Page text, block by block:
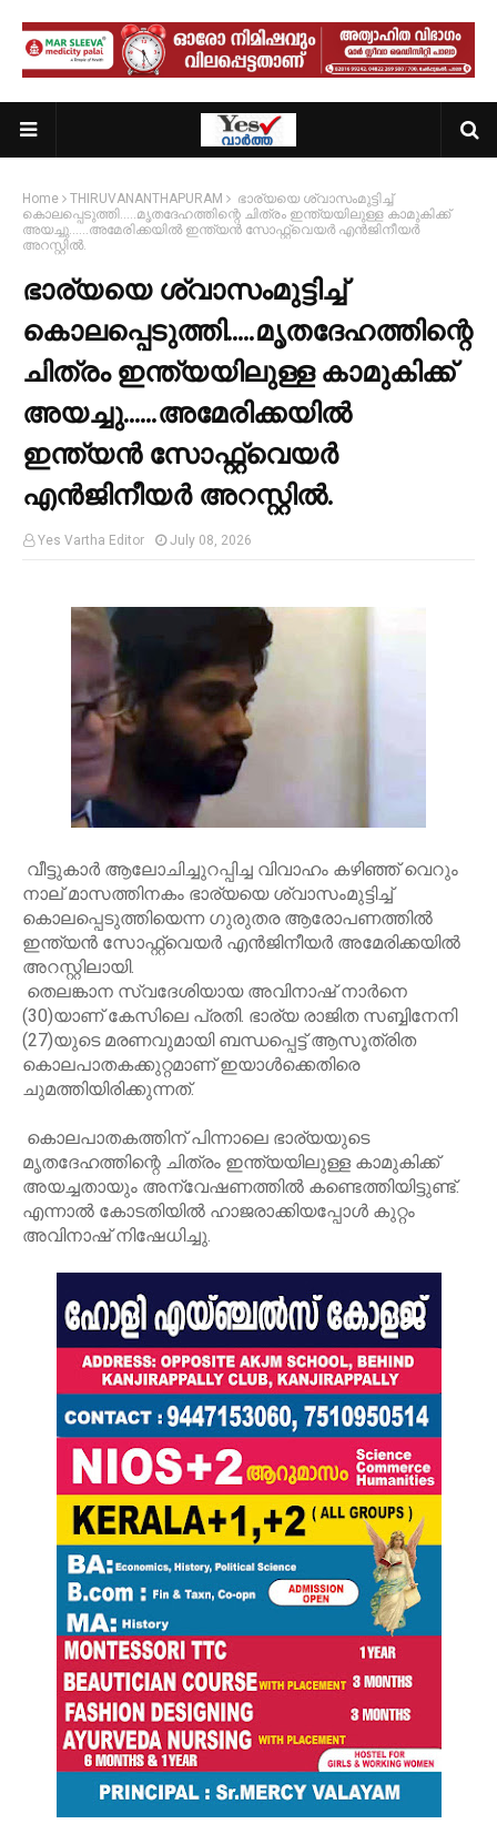
Home THIRUVANANTHAPURAM
ഭാര്യയെ ശ്വാസംമുട്ടിച്ച്
കൊലപ്പെടുത്തി.....മൃതദേഹത്തിന്റെ ചിത്രം ഇന്ത്യയിലുള്ള കാമുകിക്ക്
അയച്ചു......അമേരിക്കയിൽ ഇന്ത്യൻ സോഫ്റ്റ്‌വെയർ എൻജിനീയർ
അറസ്റ്റിൽ.
ഭാര്യയെ ശ്വാസംമുട്ടിച്ച്
കൊലപ്പെടുത്തി.....മൃതദേഹത്തിന്റെ
ചിത്രം ഇന്ത്യയിലുള്ള കാമുകിക്ക്
അയച്ചു......അമേരിക്കയിൽ
ഇന്ത്യൻ സോഫ്റ്റ്‌വെയർ
എൻജിനീയർ അറസ്റ്റിൽ.
Yes Vartha Editor July 08, 2026
വീട്ടുകാർ ആലോചിച്ചുറപ്പിച്ച വിവാഹം കഴിഞ്ഞ് വെറും
നാല് മാസത്തിനകം ഭാര്യയെ ശ്വാസംമുട്ടിച്ച്
കൊലപ്പെടുത്തിയെന്ന ഗുരുതര ആരോപണത്തിൽ
ഇന്ത്യൻ സോഫ്റ്റ്‌വെയർ എൻജിനീയർ അമേരിക്കയിൽ
അറസ്റ്റിലായി.
തെലങ്കാന സ്വദേശിയായ അവിനാഷ് നാർനെ
(30)യാണ് കേസിലെ പ്രതി. ഭാര്യ രാജിത സബ്ബിനേനി
(27)യുടെ മരണവുമായി ബന്ധപ്പെട്ട് ആസൂത്രിത
കൊലപാതകക്കുറ്റമാണ് ഇയാൾക്കെതിരെ
ചുമത്തിയിരിക്കുന്നത്.
കൊലപാതകത്തിന് പിന്നാലെ ഭാര്യയുടെ
മൃതദേഹത്തിന്റെ ചിത്രം ഇന്ത്യയിലുള്ള കാമുകിക്ക്
അയച്ചതായും അന്വേഷണത്തിൽ കണ്ടെത്തിയിട്ടുണ്ട്.
എന്നാൽ കോടതിയിൽ ഹാജരാക്കിയപ്പോൾ കുറ്റം
അവിനാഷ് നിഷേധിച്ചു.